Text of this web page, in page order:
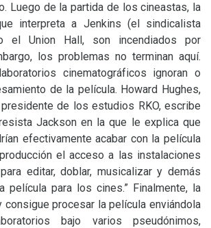
Luego de la partida de los cineastas, la
interpreta a Jenkins (el sindicalista
el Union Hall, son incendiados por
los problemas no terminan aquí.
cinematográficos ignoran o
de la película. Howard Hughes,
de los estudios RKO, escribe
Jackson en la que le explica que
efectivamente acabar con la película
el acceso a las instalaciones
editar, doblar, musicalizar y demás
película para los cines.” Finalmente, la
consigue procesar la película enviándola
bajo varios pseudónimos,